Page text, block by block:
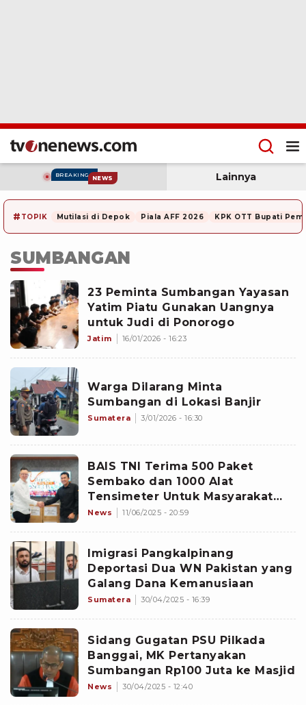
BREAKING NEWS Lainnya
# TOPIK Mutilasi di Depok Piala AFF 2026 KPK OTT Bupati
SUMBANGAN
23 Peminta Sumbangan Yayasan
Yatim Piatu Gunakan Uangnya
untuk Judi di Ponorogo
Jatim 16/01/2026 - 16:23
Warga Dilarang Minta
Sumbangan di Lokasi Banjir
Sumatera 3/01/2026 - 16:30
BAIS TNI Terima 500 Paket
Sembako dan 1000 Alat
Tensimeter Untuk Masyarakat
Yang Membutuhkan
News 11/06/2025 - 20:59
Imigrasi Pangkalpinang
Deportasi Dua WN Pakistan yang
Galang Dana Kemanusiaan
Sumatera 30/04/2025 - 16:39
Sidang Gugatan PSU Pilkada
Banggai, MK Pertanyakan
Sumbangan Rp100 Juta ke Masjid
News 30/04/2025 - 12:40